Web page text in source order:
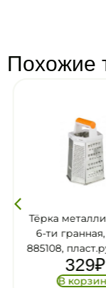
Похожие
Тёрка
6-ти гранная,
885108,
329₽
В